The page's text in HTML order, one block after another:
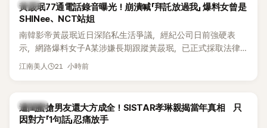
韓星
黃晸珉77通電話錄音曝光！崩潰喊「拜託放過我」 爆料女曾是
SHINee、NCT站姐
南韓影帝黃晸珉近日深陷私生活爭議，經紀公司日前強硬表
示，網路爆料女子A某涉嫌長期跟蹤黃晸珉，已正式採取法律
行動。不過，A並未停止發聲，持續透過社群平台公開爆料，反
的錄音內容，而A也首度承認自己過去曾是SHINee、NCT等偶
像團體的「站姐」，事件持續延燒。
江南美人 21 小時前
K-POP
遭閨蜜搶男友還大方成全！SISTAR孝琳親揭當年真相 只
因對方「1句話」忍痛放手